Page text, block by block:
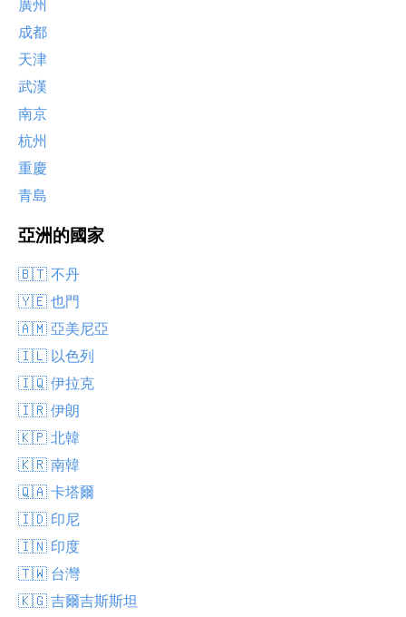
廣州
成都
天津
武漢
南京
杭州
重慶
青島
亞洲的國家
🇧🇹 不丹
🇾🇪 也門
🇦🇲 亞美尼亞
🇮🇱 以色列
🇮🇶 伊拉克
🇮🇷 伊朗
🇰🇵 北韓
🇰🇷 南韓
🇶🇦 卡塔爾
🇮🇩 印尼
🇮🇳 印度
🇹🇼 台灣
🇰🇬 吉爾吉斯斯坦